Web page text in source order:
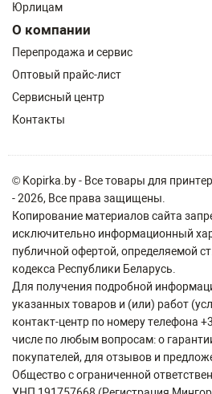
Юрлицам
О компании
Перепродажа и сервис
Оптовый прайс-лист
Сервисный центр
Контакты
© Kopirka.by - Все товары для
- 2026, Все права защищены.
Копирование материалов сайта
исключительно информационный
публичной офертой, определяемой
кодекса Республики Беларусь.
Для получения подробной
указанных товаров и (или) работ
контакт-центр по номеру телефона
числе по любым вопросам: о
покупателей, для отзывов и
Общество с ограниченной